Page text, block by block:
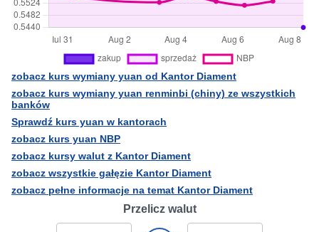
zobacz kurs wymiany yuan od Kantor Diament
zobacz kurs wymiany yuan renminbi (chiny) ze wszystkich
banków
Sprawdź kurs yuan w kantorach
zobacz kurs yuan NBP
zobacz kursy walut z Kantor Diament
zobacz wszystkie gałęzie Kantor Diament
zobacz pełne informacje na temat Kantor Diament
Przelicz walut